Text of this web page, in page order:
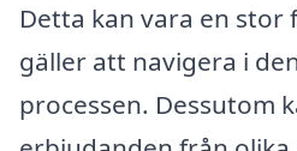
Detta kan vara en stor
gäller att navigera i
processen. Dessutom